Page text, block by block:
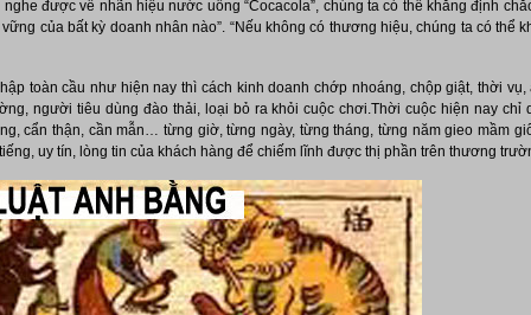
được về nhãn hiệu nước uống “Cocacola”, chúng ta có thể khẳng định
của bất kỳ doanh nhân nào”. “Nếu không có thương hiệu, chúng ta có thể
toàn cầu như hiện nay thì cách kinh doanh chớp nhoáng, chộp giật, thời
người tiêu dùng đào thải, loại bỏ ra khỏi cuộc chơi.Thời cuộc hiện nay chỉ
cẩn thận, cần mẫn… từng giờ, từng ngày, từng tháng, từng năm gieo mầm
uy tín, lòng tin của khách hàng để chiếm lĩnh được thị phần trên thương